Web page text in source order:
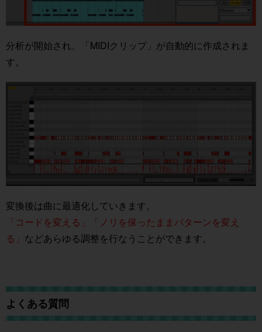
分析が開始され、「MIDIクリップ」が自動的に作成されま
す。
変換後は曲に最適化していきます。
「コードを変える」「ノリを保ったままパターンを変え
る」 などあらゆる調整を行なうことができます。
よくある質問